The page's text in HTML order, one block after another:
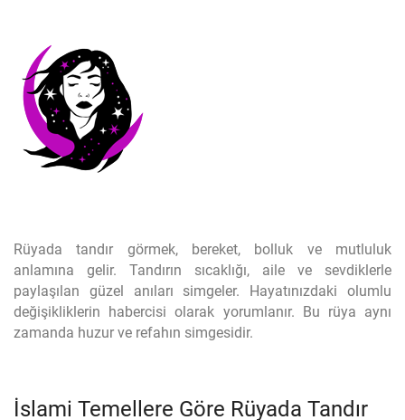
Rüyada tandır görmek, bereket, bolluk ve mutluluk
anlamına gelir. Tandırın sıcaklığı, aile ve sevdiklerle
paylaşılan güzel anıları simgeler. Hayatınızdaki olumlu
değişikliklerin habercisi olarak yorumlanır. Bu rüya aynı
zamanda huzur ve refahın simgesidir.
İslami Temellere Göre Rüyada Tandır